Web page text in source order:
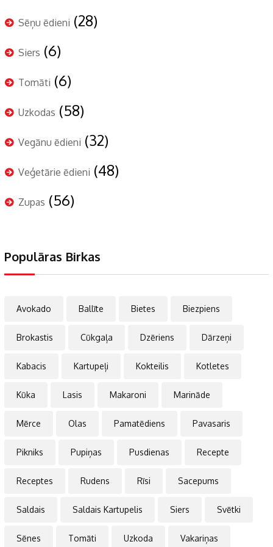
Sēņu ēdieni (28)
Siers (6)
Tomāti (6)
Uzkodas (58)
Vegānu ēdieni (32)
Veģetārie ēdieni (48)
Zupas (56)
Populāras Birkas
Avokado Ballīte Bietes Biezpiens
Brokastis Cūkgaļa Dzēriens Dārzeņi
Kabacis Kartupeļi Kokteilis Kotletes
Kūka Lasis Makaroni Marināde
Mērce Olas Pamatēdiens Pavasaris
Pikniks Pupiņas Pusdienas Recepte
Receptes Rudens Rīsi Sacepums
Saldais Saldais Kartupelis Siers Svētki
Sēnes Tomāti Uzkoda Vakariņas